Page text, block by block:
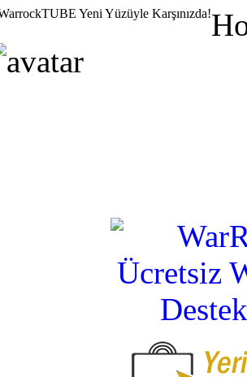
Yeni Yüzüyle Karşınızda!